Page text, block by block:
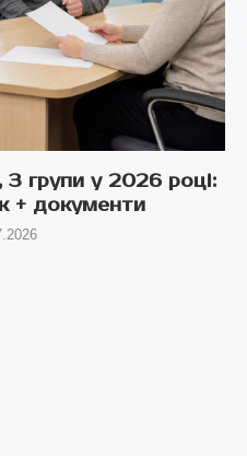
3 групи у 2026 році:
+ документи